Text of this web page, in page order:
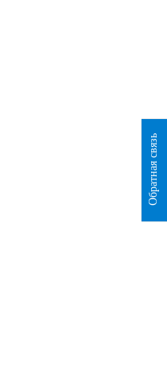
Обратная связь